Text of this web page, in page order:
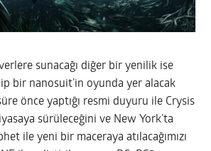
sunacağı diğer bir yenilik ise
bir nanosuit’in oyunda yer alacak
önce yaptığı resmi duyuru ile Crysis
sürüleceğini ve New York’ta
ile yeni bir maceraya atılacağımızı